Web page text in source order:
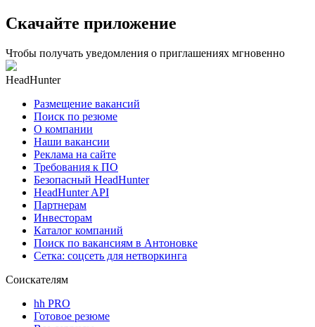
Скачайте приложение
Чтобы получать уведомления о приглашениях мгновенно
HeadHunter
Размещение вакансий
Поиск по резюме
О компании
Наши вакансии
Реклама на сайте
Требования к ПО
Безопасный HeadHunter
HeadHunter API
Партнерам
Инвесторам
Каталог компаний
Поиск по вакансиям в Антоновке
Сетка: соцсеть для нетворкинга
Соискателям
hh PRO
Готовое резюме